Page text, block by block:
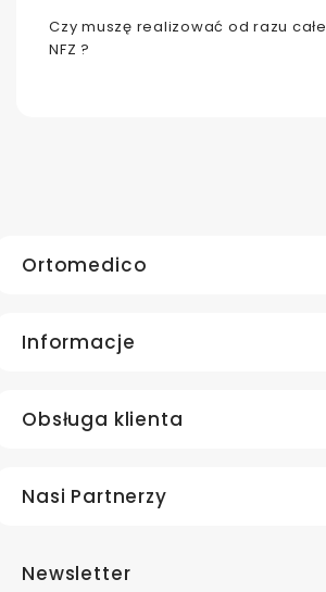
Czy muszę realizować od razu
NFZ ?
Ortomedico
Informacje
Obsługa klienta
Nasi Partnerzy
Newsletter